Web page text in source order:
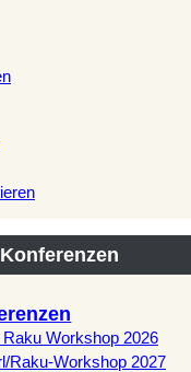
Raku Workshop 2026
Raku-Workshop 2027